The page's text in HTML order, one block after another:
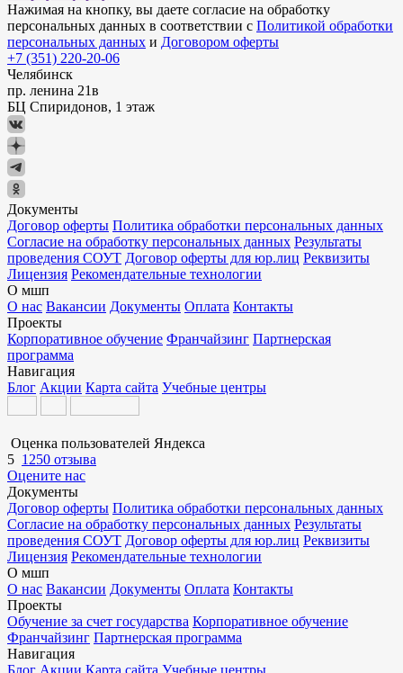
Нажимая на кнопку, вы даете согласие на обработку
персональных данных в соответствии с Политикой обработки
персональных данных и Договором оферты
+7 (351) 220-20-06
Челябинск
пр. ленина 21в
БЦ Спиридонов, 1 этаж
Документы
Договор оферты Политика обработки персональных данных
Согласие на обработку персональных данных Результаты
проведения СОУТ Договор оферты для юр.лиц Реквизиты
Лицензия Рекомендательные технологии
О мшп
О нас Вакансии Документы Оплата Контакты
Проекты
Корпоративное обучение Франчайзинг Партнерская
программа
Навигация
Блог Акции Карта сайта Учебные центры
Оценка пользователей Яндекса
5 1250 отзыва
Оцените нас
Документы
Договор оферты Политика обработки персональных данных
Согласие на обработку персональных данных Результаты
проведения СОУТ Договор оферты для юр.лиц Реквизиты
Лицензия Рекомендательные технологии
О мшп
О нас Вакансии Документы Оплата Контакты
Проекты
Обучение за счет государства Корпоративное обучение
Франчайзинг Партнерская программа
Навигация
Блог Акции Карта сайта Учебные центры